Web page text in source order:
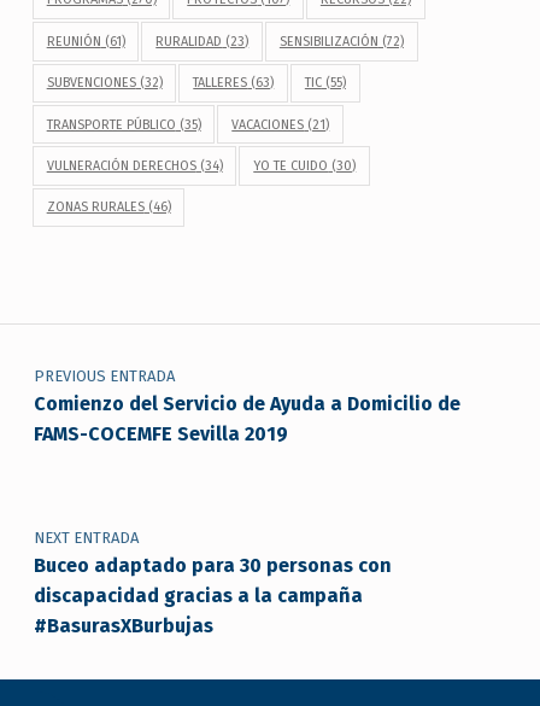
REUNIÓN (61) RURALIDAD (23) SENSIBILIZACIÓN (72)
SUBVENCIONES(32) TALLERES (63) TIC(55)
TRANSPORTE PÚBLICO (35) VACACIONES (21)
VULNERACIÓN DERECHOS(34) YO TE CUIDO (30)
ZONAS RURALES(46)
Navegación de entradas
PREVIOUS ENTRADA
Comienzo del Servicio de Ayuda a Domicilio de
FAMS-COCEMFE Sevilla 2019
NEXT ENTRADA
Buceo adaptado para 30 personas con
discapacidad gracias a la campaña
#BasurasXBurbujas